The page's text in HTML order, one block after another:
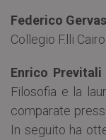
Federico
Collegio F.lli
Enrico Previtali
Filosofia e la
comparate
In seguito ha